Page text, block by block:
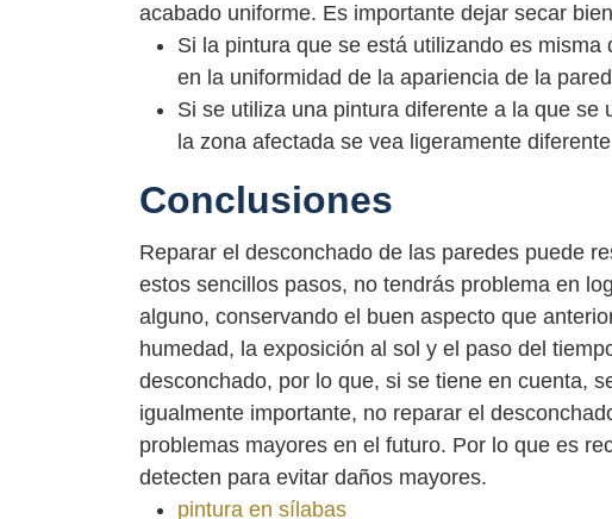
acabado uniforme. Es importante dejar secar
Si la pintura que se está utilizando es
en la uniformidad de la apariencia de la
Si se utiliza una pintura diferente a la que
la zona afectada se vea ligeramente
Conclusiones
Reparar el desconchado de las paredes puede
estos sencillos pasos, no tendrás problema en
alguno, conservando el buen aspecto que
humedad, la exposición al sol y el paso del
desconchado, por lo que, si se tiene en cuenta,
igualmente importante, no reparar el
problemas mayores en el futuro. Por lo que es
detecten para evitar daños mayores.
pintura en sílabas